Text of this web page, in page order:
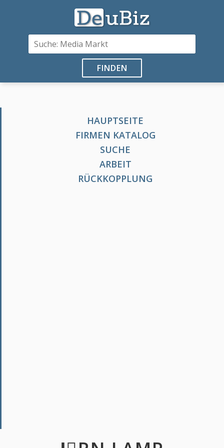
FINDEN
HAUPTSEITE
FIRMEN KATALOG
SUCHE
ARBEIT
RÜCKKOPPLUNG